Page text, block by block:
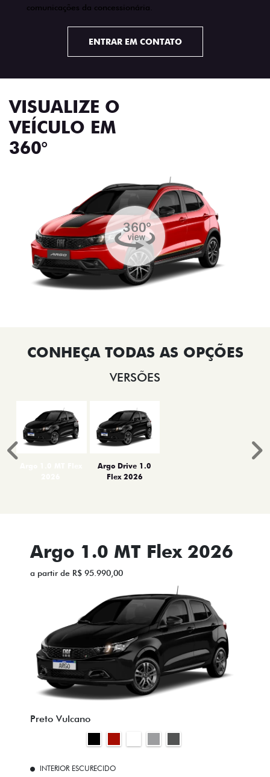
comunicações da concessionária.
ENTRAR EM CONTATO
VISUALIZE O
VEÍCULO EM
360°
VERSÕES
Argo Drive 1.0
Flex 2026
Anterior
Argo 1.0 MT Flex 2026
a partir de R$ 95.990,00
Preto Vulcano
INTERIOR ESCURECIDO